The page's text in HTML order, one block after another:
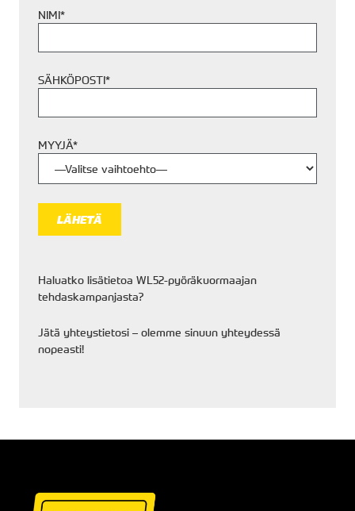
NIMI*
SÄHKÖPOSTI*
MYYJÄ*
Haluatko lisätietoa WL52-pyöräkuormaajan
tehdaskampanjasta?
Jätä yhteystietosi – olemme sinuun yhteydessä
nopeasti!